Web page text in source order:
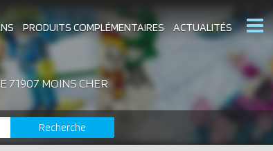
PRODUITS COMPLÉMENTAIRES ACTUALITÉS
PLAYMOBIL CATALOGUES PLAYMOBIL
PLUS CHERS DERNIERS PLAYMOBIL AJOUTÉS
71907 MOINS CHER
Recherche